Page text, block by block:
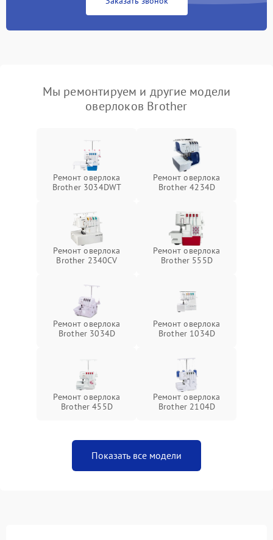
Мы ремонтируем и другие модели
оверлоков Brother
Ремонт оверлока
Brother 3034DWT
Ремонт оверлока
Brother 4234D
Ремонт оверлока
Brother 2340CV
Ремонт оверлока
Brother 555D
Ремонт оверлока
Brother 3034D
Ремонт оверлока
Brother 1034D
Ремонт оверлока
Brother 455D
Ремонт оверлока
Brother 2104D
Показать все модели